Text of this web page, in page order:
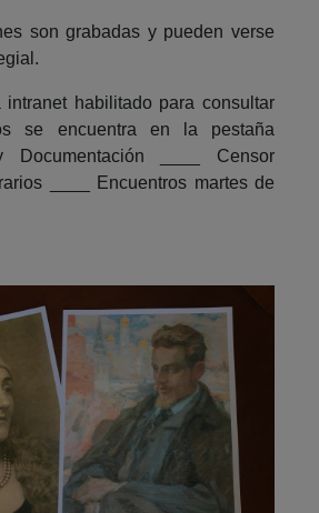
son grabadas y pueden verse
habilitado para consultar
se encuentra en la pestaña
Documentación ____ Censor
____ Encuentros martes de